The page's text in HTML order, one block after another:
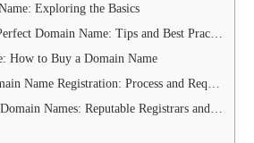
Exploring the Basics
Domain Name: Tips and Best Practices
How to Buy a Domain Name
Name Registration: Process and Requirements
Names: Reputable Registrars and Marketplaces